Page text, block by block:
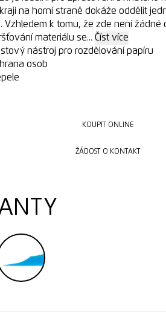
na horní straně dokáže oddělit
Vzhledem k tomu, že zde není žádné
materiálu se...Číst více
nástroj pro rozdělování papíru
osob
KOUPIT ONLINE
ŽÁDOST O KONTAKT